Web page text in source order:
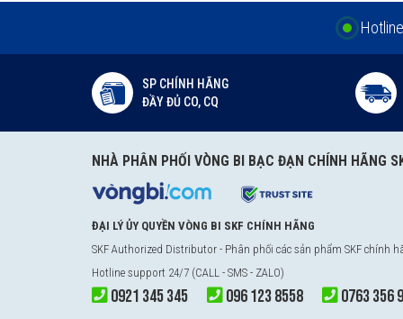
SP CHÍNH HÃNG
ĐẦY ĐỦ CO, CQ
NHÀ PHÂN PHỐI VÒNG BI BẠC ĐẠN CHÍNH HÃNG
ĐẠI LÝ ỦY QUYỀN VÒNG BI SKF CHÍNH HÃNG
SKF Authorized Distributor - Phân phối các sản phẩm SKF chính
Hotline support 24/7 (CALL - SMS - ZALO)
0921 345 345 096 123 8558 0763 356